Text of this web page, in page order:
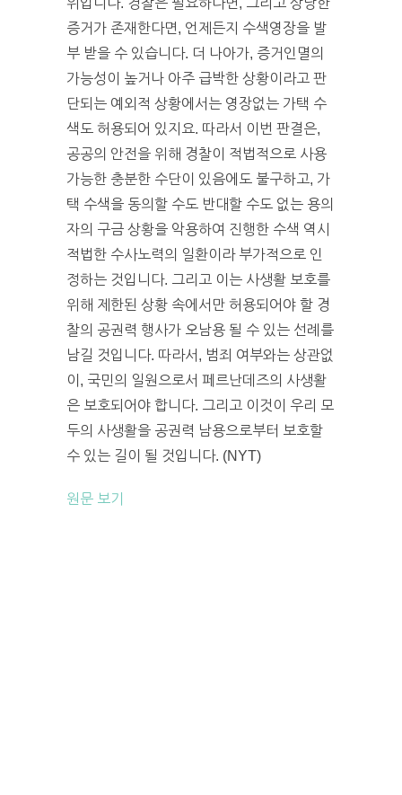
증거가 존재한다면, 언제든지 수색영장을 발
부 받을 수 있습니다. 더 나아가, 증거인멸의
가능성이 높거나 아주 급박한 상황이라고 판
단되는 예외적 상황에서는 영장없는 가택 수
색도 허용되어 있지요. 따라서 이번 판결은,
공공의 안전을 위해 경찰이 적법적으로 사용
가능한 충분한 수단이 있음에도 불구하고, 가
택 수색을 동의할 수도 반대할 수도 없는 용의
자의 구금 상황을 악용하여 진행한 수색 역시
적법한 수사노력의 일환이라 부가적으로 인
정하는 것입니다. 그리고 이는 사생활 보호를
위해 제한된 상황 속에서만 허용되어야 할 경
찰의 공권력 행사가 오남용 될 수 있는 선례를
남길 것입니다. 따라서, 범죄 여부와는 상관없
이, 국민의 일원으로서 페르난데즈의 사생활
은 보호되어야 합니다. 그리고 이것이 우리 모
두의 사생활을 공권력 남용으로부터 보호할
수 있는 길이 될 것입니다. (NYT)
원문 보기